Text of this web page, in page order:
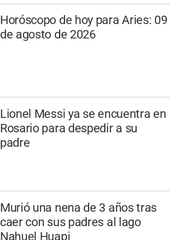
Horóscopo de hoy para Aries: 09
de agosto de 2026
Lionel Messi ya se encuentra en
Rosario para despedir a su
padre
Murió una nena de 3 años tras
caer con sus padres al lago
Nahuel Huapi